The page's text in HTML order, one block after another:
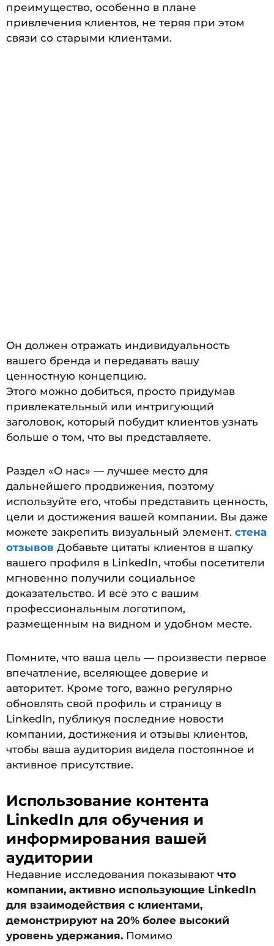
преимущество, особенно в плане
привлечения клиентов, не теряя при этом
связи со старыми клиентами.
Он должен отражать индивидуальность
вашего бренда и передавать вашу
ценностную концепцию.
Этого можно добиться, просто придумав
привлекательный или интригующий
заголовок, который побудит клиентов узнать
больше о том, что вы представляете.
Раздел «О нас» — лучшее место для
дальнейшего продвижения, поэтому
используйте его, чтобы представить ценность,
цели и достижения вашей компании. Вы даже
можете закрепить визуальный элемент. стена
отзывов Добавьте цитаты клиентов в шапку
вашего профиля в LinkedIn, чтобы посетители
мгновенно получили социальное
доказательство. И всё это с вашим
профессиональным логотипом,
размещенным на видном и удобном месте.
Помните, что ваша цель — произвести первое
впечатление, вселяющее доверие и
авторитет. Кроме того, важно регулярно
обновлять свой профиль и страницу в
LinkedIn, публикуя последние новости
компании, достижения и отзывы клиентов,
чтобы ваша аудитория видела постоянное и
активное присутствие.
Использование контента
LinkedIn для обучения и
информирования вашей
аудитории
Недавние исследования показывают что
компании, активно использующие LinkedIn
для взаимодействия с клиентами,
демонстрируют на 20% более высокий
уровень удержания. Помимо